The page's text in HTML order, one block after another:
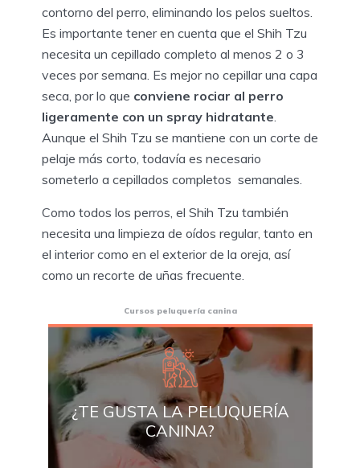
contorno del perro, eliminando los pelos sueltos.
Es importante tener en cuenta que el Shih Tzu
necesita un cepillado completo al menos 2 o 3
veces por semana. Es mejor no cepillar una capa
seca, por lo que conviene rociar al perro
ligeramente con un spray hidratante
Aunque el Shih Tzu se mantiene con un corte de
pelaje más corto, todavía es necesario
someterlo a cepillados completos semanales.
Como todos los perros, el Shih Tzu también
necesita una limpieza de oídos regular, tanto en
el interior como en el exterior de la oreja, así
como un recorte de uñas frecuente.
Cursos peluquería canina
¿TE GUSTA LA PELUQUERÍA
CANINA?